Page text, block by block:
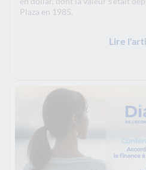
Plaza en 1985.
Lire